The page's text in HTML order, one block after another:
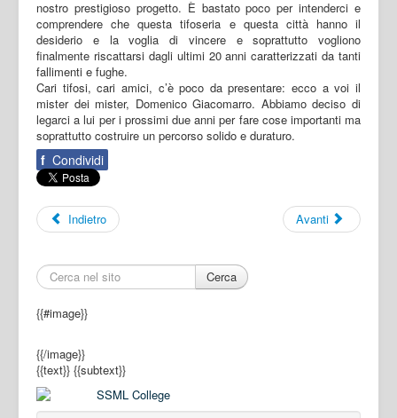
nostro prestigioso progetto. È bastato poco per intenderci e
comprendere che questa tifoseria e questa città hanno il
desiderio e la voglia di vincere e soprattutto vogliono
finalmente riscattarsi dagli ultimi 20 anni caratterizzati da tanti
fallimenti e fughe.
Cari tifosi, cari amici, c’è poco da presentare: ecco a voi il
mister dei mister, Domenico Giacomarro. Abbiamo deciso di
legarci a lui per i prossimi due anni per fare cose importanti ma
soprattutto costruire un percorso solido e duraturo.
f Condividi
Indietro Avanti
Cerca
{{#image}}
{{/image}}
{{text}} {{subtext}}